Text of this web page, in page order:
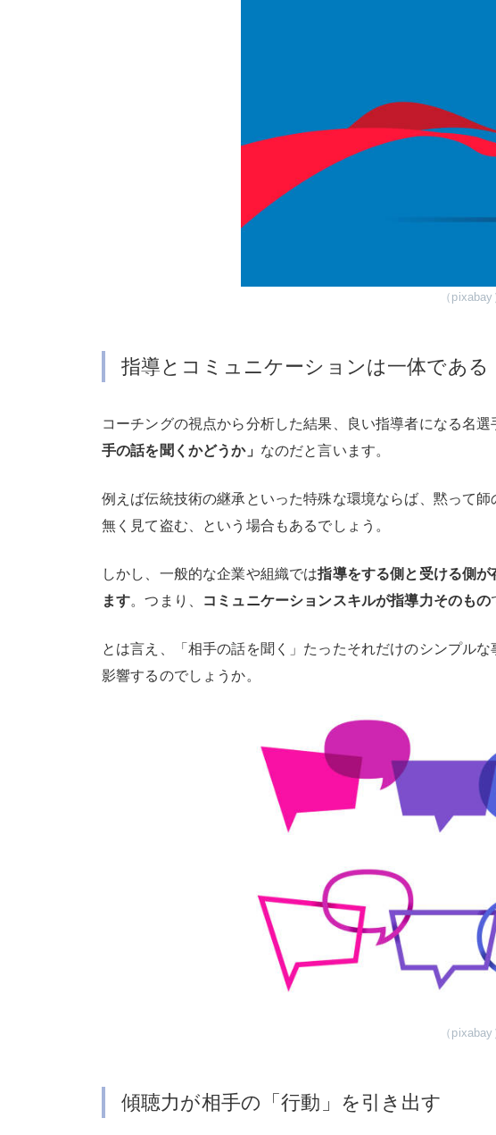
（pixabay
指導とコミュニケーションは一体である
コーチングの視点から分析した結果、良い指導者になる名
手の話を聞くかどうか」 なのだと言います。
例えば伝統技術の継承といった特殊な環境ならば、黙って
無く見て盗む、という場合もあるでしょう。
しかし、一般的な企業や組織では指導をする側と受ける側
ます。つまり、 コミュニケーションスキルが指導力そのもの
とは言え、「相手の話を聞く」たったそれだけのシンプル
影響するのでしょうか。
（pixabay
傾聴力が相手の「行動」を引き出す